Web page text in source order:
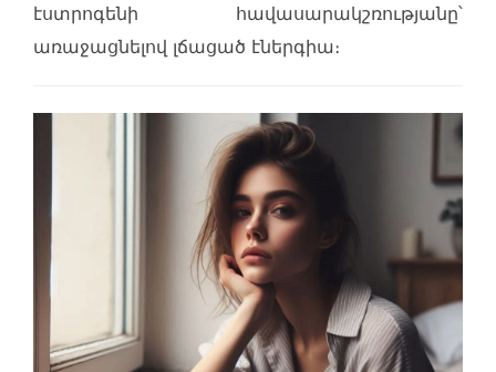
էստրոգենի հավասարակշռությանը՝
առաջացնելով լճացած էներգիա։